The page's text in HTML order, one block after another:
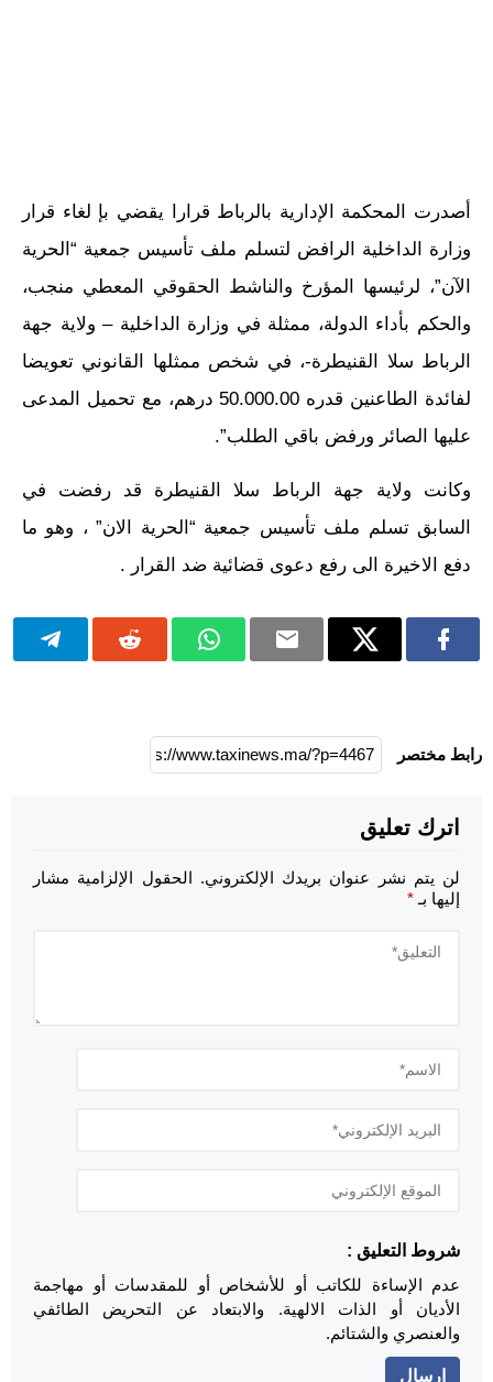
أصدرت المحكمة الإدارية بالرباط قرارا يقضي بإ لغاء قرار
وزارة الداخلية الرافض لتسلم ملف تأسيس جمعية “الحرية
الآن”، لرئيسها المؤرخ والناشط الحقوقي المعطي منجب،
والحكم بأداء الدولة، ممثلة في وزارة الداخلية – ولاية جهة
الرباط سلا القنيطرة-، في شخص ممثلها القانوني تعويضا
لفائدة الطاعنين قدره 50.000.00 درهم، مع تحميل المدعى
عليها الصائر ورفض باقي الطلب”.
وكانت ولاية جهة الرباط سلا القنيطرة قد رفضت في
السابق تسلم ملف تأسيس جمعية “الحرية الان” ، وهو ما
دفع الاخيرة الى رفع دعوى قضائية ضد القرار .
رابط مختصر
اترك تعليق
لن يتم نشر عنوان بريدك الإلكتروني. الحقول الإلزامية مشار
إليها بـ *
شروط التعليق :
عدم الإساءة للكاتب أو للأشخاص أو للمقدسات أو مهاجمة
الأديان أو الذات الالهية. والابتعاد عن التحريض الطائفي
والعنصري والشتائم.